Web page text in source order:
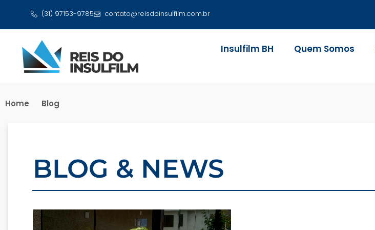
(31) 97153-9785 contato@reisdoinsulfilm.com.br
Insulfilm BH Quem Somos
Home Blog
BLOG & NEWS